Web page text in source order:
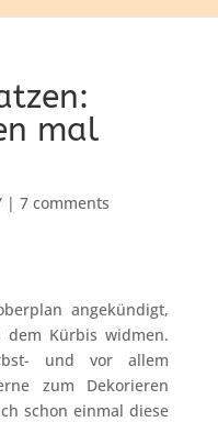
mal
| 7 comments
angekündigt,
Kürbis widmen.
und vor allem
zum Dekorieren
schon einmal diese